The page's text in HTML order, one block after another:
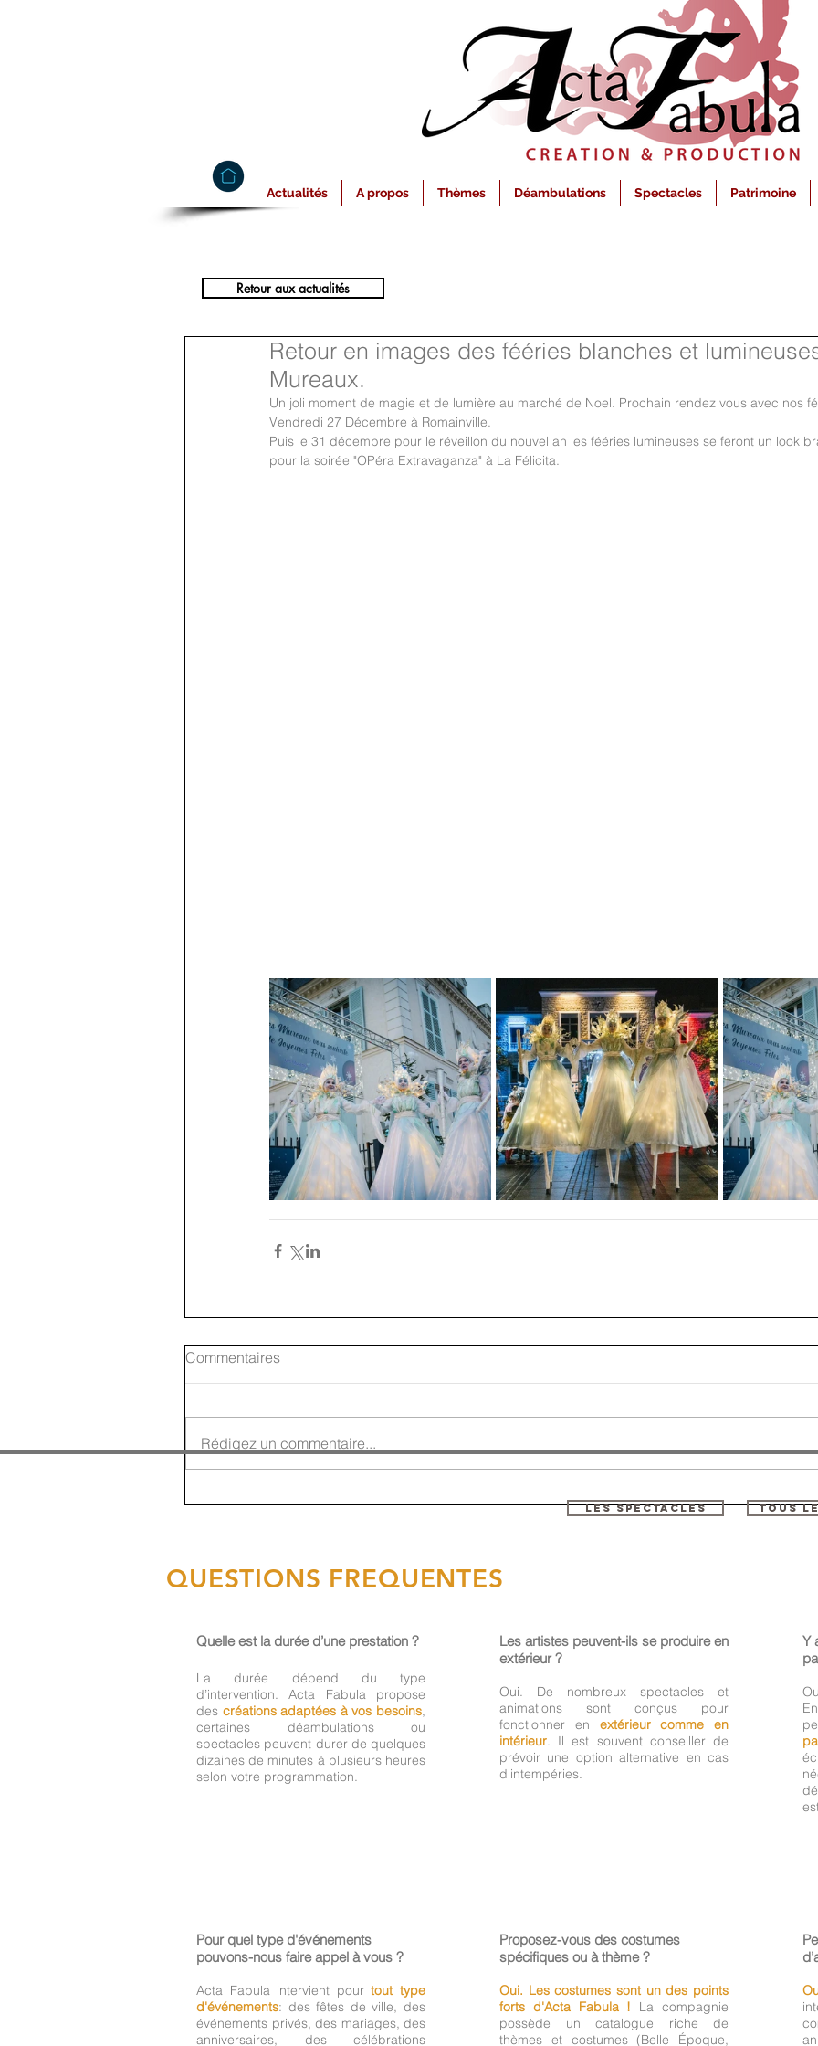
Actualités A propos Thèmes Déambulations Spectacles Patrimoine
Retour aux actualités
Retour en images des fééries blanches et
Mureaux.
Un joli moment de magie et de lumière au marché de Noel. Prochain rendez vous avec nos
Vendredi 27 Décembre à Romainville.
Puis le 31 décembre pour le réveillon du nouvel an les fééries lumineuses se feront un look
pour la soirée "OPéra Extravaganza" à La Félicita.
Commentaires
Rédigez un commentaire...
LES SPECTACLES TOUS
QUESTIONS FREQUENTES
Quelle est la durée d’une prestation ?
La durée dépend du type
d’intervention. Acta Fabula propose
des créations adaptées à vos besoins,
certaines déambulations ou
spectacles peuvent durer de quelques
dizaines de minutes à plusieurs heures
selon votre programmation.
Pour quel type d'événements
pouvons-nous faire appel à vous ?
Acta Fabula intervient pourtout type
d'événements: des fêtes de ville, des
événements privés, des mariages, des
anniversaires, des célébrations
Les artistes peuvent-ils se produire en
extérieur ?
Oui. De nombreux spectacles et
animations sont conçus pour
fonctionner en extérieur comme en
intérieur. Il est souvent conseiller de
prévoir une option alternative en cas
d'intempéries.
Proposez-vous des costumes
spécifiques ou à thème ?
Oui. Les costumes sont un des points
forts d'Acta Fabula ! La compagnie
possède un catalogue riche de
thèmes et costumes (Belle Époque,
Y